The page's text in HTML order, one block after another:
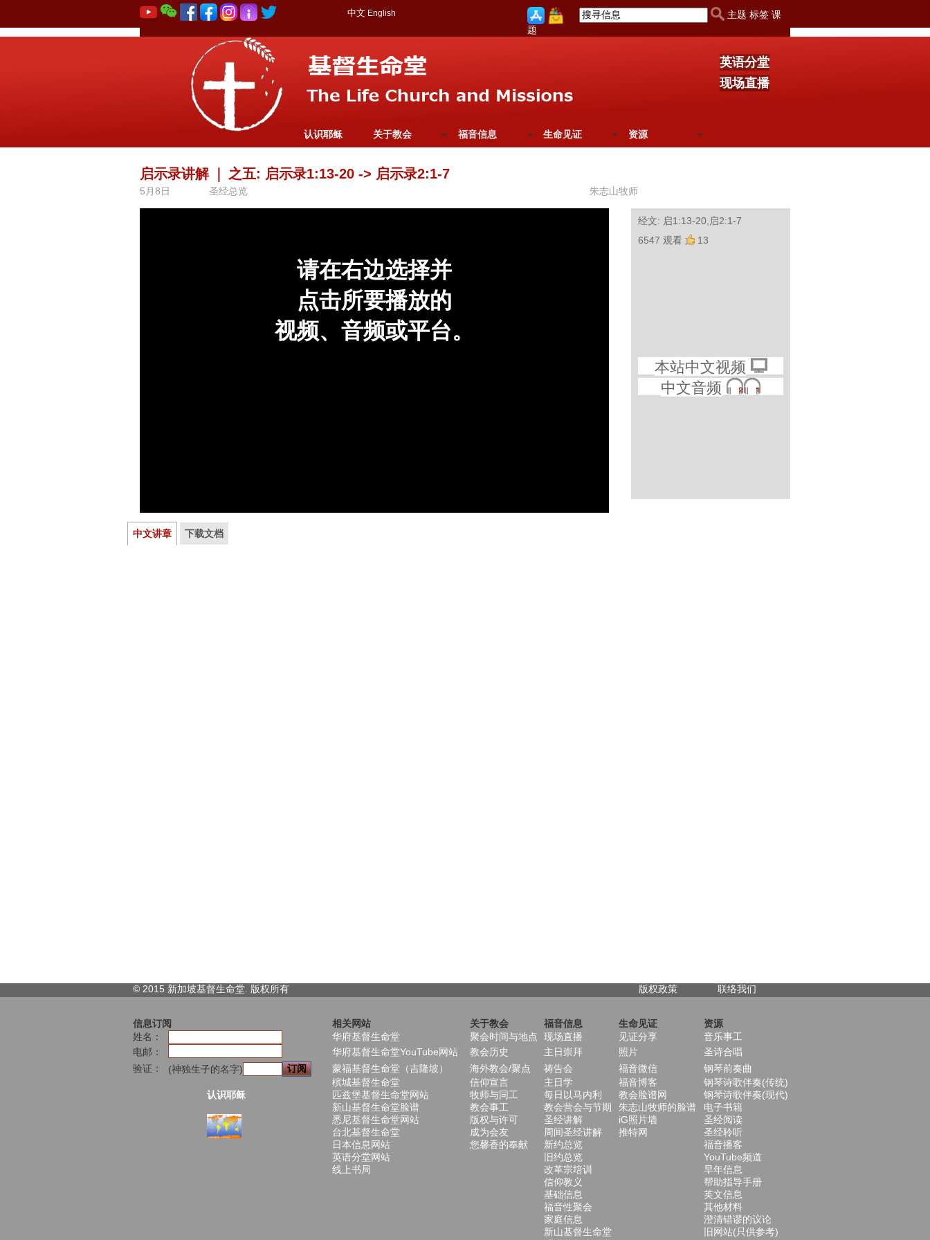
中文 English
主题 标签 课
题
英语分堂
现场直播
认识耶稣 关于教会 福音信息 生命见证 资源
启示录讲解 之五: 启示录1:13-20 -> 启示录2:1-7
5月8日 圣经总览 朱志山牧师
经文: 启1:13-20,启2:1-7
6547 观看
13
本站中文视频
中文音频
中文讲章 下载文档
© 2015 新加坡基督生命堂. 版权所有 版权政策 联络我们
信息订阅 相关网站 关于教会 福音信息 生命见证
资源
姓名：
华府基督生命堂 聚会时间与地点 现场直播 见证分享
音乐事工
电邮：
华府基督生命堂YouTube网站 教会历史 主日崇拜 照片
圣诗合唱
验证：
(神独生子的名字) 蒙福基督生命堂（吉隆坡） 海外教会/聚点 祷告会 福音微信
钢琴前奏曲
槟城基督生命堂
信仰宣言 主日学 福音博客
钢琴诗歌伴奏(传统)
认识耶稣
匹兹堡基督生命堂网站 牧师与同工 每日以马内利 教会脸谱网
钢琴诗歌伴奏(现代)
新山基督生命堂脸谱
教会事工 教会营会与节期 朱志山牧师的脸谱
电子书籍
悉尼基督生命堂网站
版权与许可 圣经讲解 iG照片墙
圣经阅读
台北基督生命堂
成为会友 周间圣经讲解 推特网
圣经聆听
日本信息网站
您馨香的奉献 新约总览
福音播客
英语分堂网站
旧约总览
YouTube频道
线上书局
改革宗培训
早年信息
信仰教义
帮助指导手册
基础信息
英文信息
福音性聚会
其他材料
家庭信息
澄清错谬的议论
新山基督生命堂
旧网站(只供参考)